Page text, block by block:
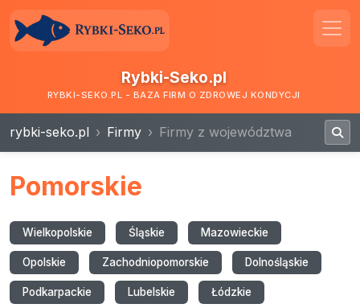
Rybki-Seko.pl
RYBKI-SEKO.PL - BAZA FIRM O ZDROWEJ KONDYCJI
rybki-seko.pl Firmy Firmy z województwa
Pomorskie
Wielkopolskie Śląskie Mazowieckie
Opolskie Zachodniopomorskie Dolnośląskie
Podkarpackie Lubelskie Łódzkie